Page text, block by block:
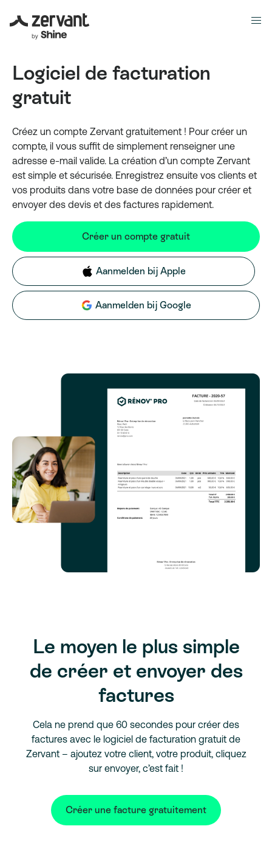
Logiciel de facturation
gratuit
Créez un compte Zervant gratuitement ! Pour créer un
compte, il vous suffit de simplement renseigner une
adresse e-mail valide. La création d’un compte Zervant
est simple et sécurisée. Enregistrez ensuite vos clients et
vos produits dans votre base de données pour créer et
envoyer des devis et des factures rapidement.
Créer un compte gratuit
Aanmelden bij Apple
Aanmelden bij Google
Le moyen le plus simple
de créer et envoyer des
factures
Cela ne prend que 60 secondes pour créer des
factures avec le logiciel de facturation gratuit de
Zervant – ajoutez votre client, votre produit, cliquez
sur envoyer, c’est fait !
Créer une facture gratuitement